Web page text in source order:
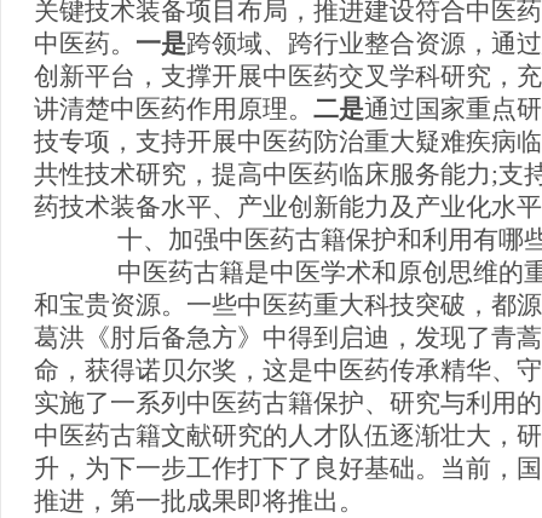
关键技术装备项目布局，推进建设符合中医
中医药。 一是跨领域、跨行业整合资源，通
创新平台，支撑开展中医药交叉学科研究，
讲清楚中医药作用原理。 二是通过国家重点
技专项，支持开展中医药防治重大疑难疾病
共性技术研究，提高中医药临床服务能力;支
药技术装备水平、产业创新能力及产业化水
十、加强中医药古籍保护和利用有哪
中医药古籍是中医学术和原创思维的
和宝贵资源。一些中医药重大科技突破，都
葛洪《肘后备急方》中得到启迪，发现了青
命，获得诺贝尔奖，这是中医药传承精华、
实施了一系列中医药古籍保护、研究与利用
中医药古籍文献研究的人才队伍逐渐壮大，
升，为下一步工作打下了良好基础。当前，
推进，第一批成果即将推出。